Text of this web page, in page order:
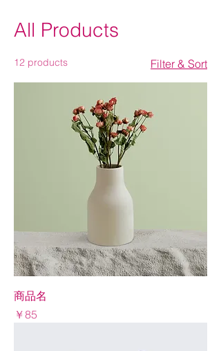
All Products
12 products Filter & Sort
商品名
Price
￥85